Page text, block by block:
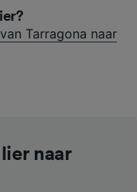
Tarragona naar
naar